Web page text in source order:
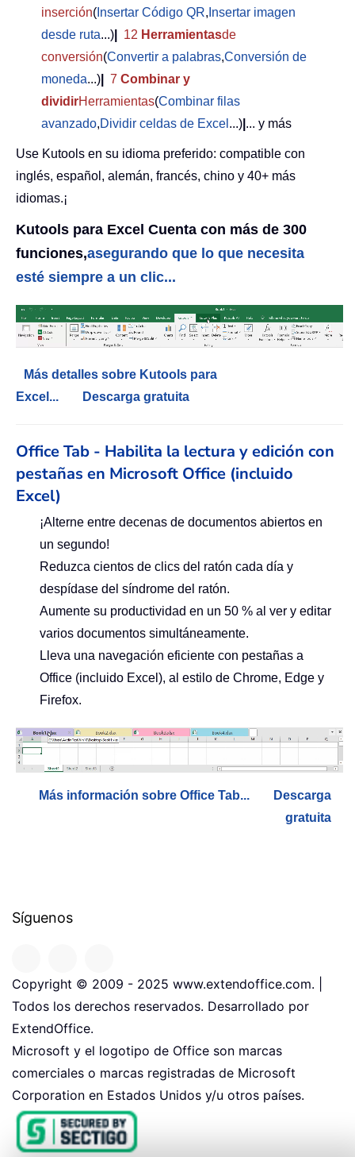
inserción( Insertar Código QR, Insertar imagen
desde ruta...) 12 Herramientasde
conversión(Convertir a palabras,Conversión de
moneda...) 7 Combinar y
dividirHerramientas(Combinar filas
avanzado,Dividir celdas de Excel ...) ... y más
Use Kutools en su idioma preferido: compatible con
inglés, español, alemán, francés, chino y 40+ más
idiomas.¡
Kutools para Excel Cuenta con más de 300
funciones,asegurando que lo que necesita
esté siempre a un clic...
Más detalles sobre Kutools para
Excel...
Descarga gratuita
Office Tab - Habilita la lectura y edición con
pestañas en Microsoft Office (incluido
Excel)
¡Alterne entre decenas de documentos abiertos en
un segundo!
Reduzca cientos de clics del ratón cada día y
despídase del síndrome del ratón.
Aumente su productividad en un 50 % al ver y editar
varios documentos simultáneamente.
Lleva una navegación eficiente con pestañas a
Office (incluido Excel), al estilo de Chrome, Edge y
Firefox.
Más información sobre Office Tab...
Descarga
gratuita
Síguenos
Copyright © 2009 - 2025 www.extendoffice.com. |
Todos los derechos reservados. Desarrollado por
ExtendOffice.
Microsoft y el logotipo de Office son marcas
comerciales o marcas registradas de Microsoft
Corporation en Estados Unidos y/u otros países.